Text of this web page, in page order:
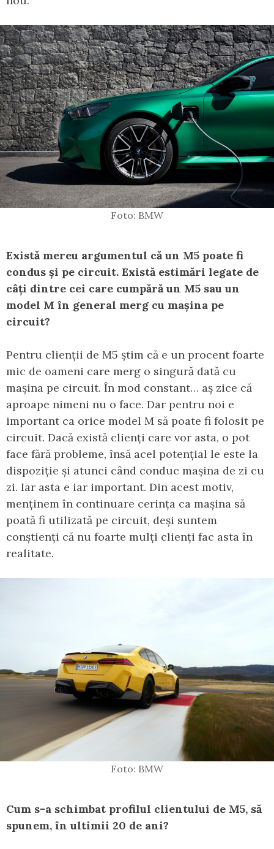
Foto: BMW
Există mereu argumentul că un M5 poate fi
condus și pe circuit. Există estimări legate de
câți dintre cei care cumpără un M5 sau un
model M în general merg cu mașina pe
circuit?
Pentru clienții de M5 știm că e un procent foarte
mic de oameni care merg o singură dată cu
mașina pe circuit. În mod constant… aș zice că
aproape nimeni nu o face. Dar pentru noi e
important ca orice model M să poate fi folosit pe
circuit. Dacă există clienți care vor asta, o pot
face fără probleme, însă acel potențial le este la
dispoziție și atunci când conduc mașina de zi cu
zi. Iar asta e iar important. Din acest motiv,
menținem în continuare cerința ca mașina să
poată fi utilizată pe circuit, deși suntem
conștienți că nu foarte mulți clienți fac asta în
realitate.
Foto: BMW
Cum s-a schimbat profilul clientului de M5, să
spunem, în ultimii 20 de ani?